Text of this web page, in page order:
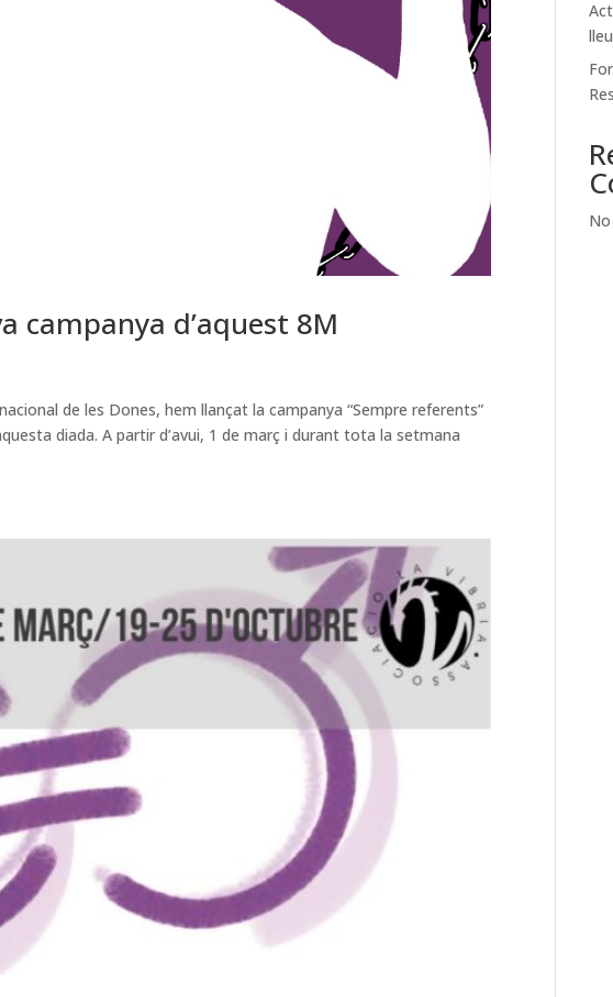
campanya d’aquest 8M
de les Dones, hem llançat la campanya “Sempre referents”
diada. A partir d’avui, 1 de març i durant tota la setmana